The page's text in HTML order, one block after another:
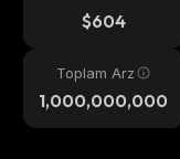
$604
Toplam Arz
1,000,000,000